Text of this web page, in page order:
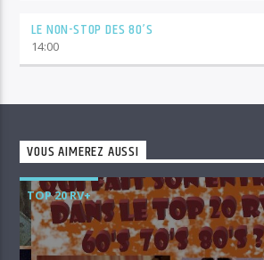
LE NON-STOP DES 80’S
14:00
VOUS AIMEREZ AUSSI
TOP 20 RV+